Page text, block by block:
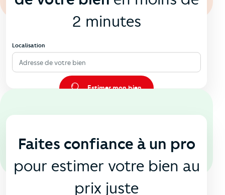
2 minutes
Localisation
Adresse de votre bien
Estimer mon bien
En agence
Faites confiance à un pro
pour estimer votre bien au
prix juste